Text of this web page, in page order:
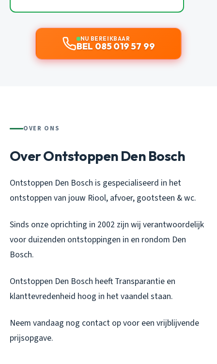
NU BEREIKBAAR
BEL 085 019 57 99
OVER ONS
Over Ontstoppen Den Bosch
Ontstoppen Den Bosch is gespecialiseerd in het
ontstoppen van jouw Riool, afvoer, gootsteen & wc.
Sinds onze oprichting in 2002 zijn wij verantwoordelijk
voor duizenden ontstoppingen in en rondom Den
Bosch.
Ontstoppen Den Bosch heeft Transparantie en
klanttevredenheid hoog in het vaandel staan.
Neem vandaag nog contact op voor een vrijblijvende
prijsopgave.